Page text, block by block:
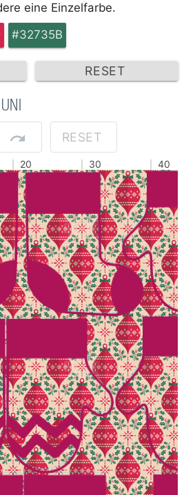
eine Einzelfarbe.
#32735B
RESET
RESET